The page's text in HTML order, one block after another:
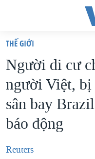
truy
cập
Tới
nội
dung
chính
Tới
VIỆT NAM
HOA KỲ
BIỂN ĐÔNG
THẾ GIỚI
THẾ GIỚI
Người di cư
người Việt, bị
sân bay
báo động
Reuters